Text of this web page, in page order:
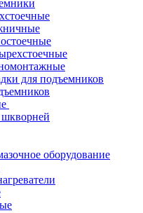
для подъемников
оборудование